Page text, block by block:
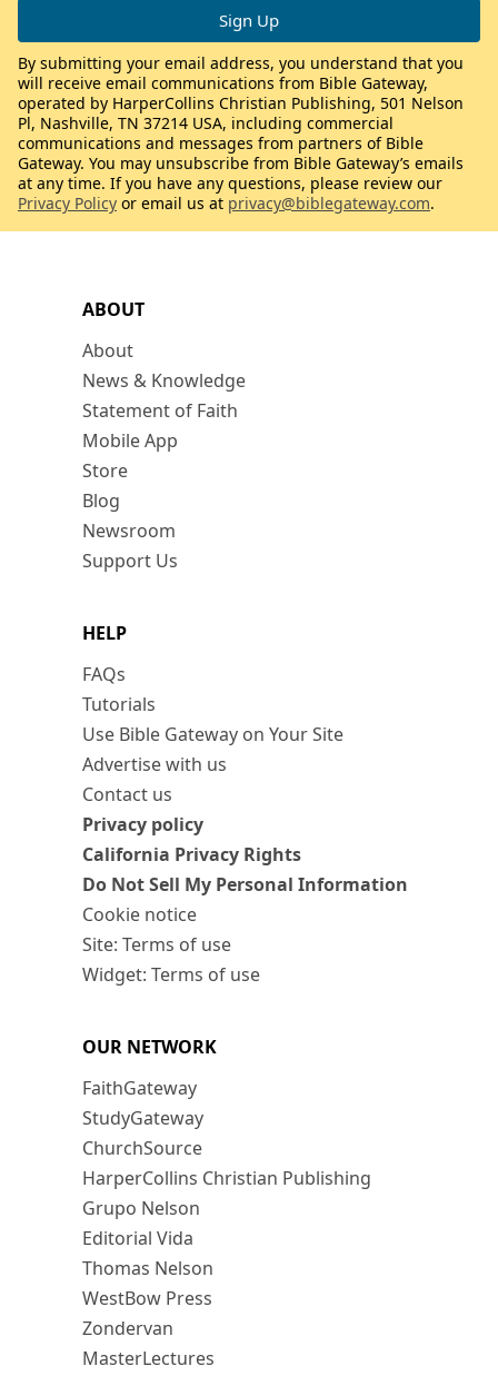
ABOUT
About
News & Knowledge
Statement of Faith
Mobile App
Store
Blog
Newsroom
Support Us
HELP
FAQs
Tutorials
Use Bible Gateway on Your Site
Advertise with us
Contact us
Privacy policy
California Privacy Rights
Do Not Sell My Personal Information
Cookie notice
Site: Terms of use
Widget: Terms of use
OUR NETWORK
FaithGateway
StudyGateway
ChurchSource
HarperCollins Christian Publishing
Grupo Nelson
Editorial Vida
Thomas Nelson
WestBow Press
Zondervan
MasterLectures
By submitting your email address, you understand that you
will receive email communications from Bible Gateway,
operated by HarperCollins Christian Publishing, 501 Nelson
Pl, Nashville, TN 37214 USA, including commercial
communications and messages from partners of Bible
Gateway. You may unsubscribe from Bible Gateway’s emails
at any time. If you have any questions, please review our
Privacy Policy or email us at privacy@biblegateway.com.